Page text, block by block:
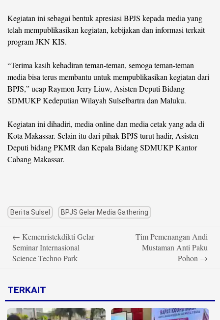
Kegiatan ini sebagai bentuk apresiasi BPJS kepada media yang
telah mempublikasikan kegiatan, kebijakan dan informasi terkait
program JKN KIS.
“Terima kasih kehadiran teman-teman, semoga teman-teman
media bisa terus membantu untuk mempublikasikan kegiatan dari
BPJS,” ucap Raymon Jerry Liuw, Asisten Deputi Bidang
SDMUKP Kedeputian Wilayah Sulselbartra dan Maluku.
Kegiatan ini dihadiri, media online dan media cetak yang ada di
Kota Makassar. Selain itu dari pihak BPJS turut hadir, Asisten
Deputi bidang PKMR dan Kepala Bidang SDMUKP Kantor
Cabang Makassar.
Berita Sulsel BPJS Gelar Media Gathering
navigation
← Kemenristekdikti Gelar
Seminar Internasional
Science Techno Park
Tim Pemenangan Andi
Mustaman Anti Paku
Pohon →
TERKAIT